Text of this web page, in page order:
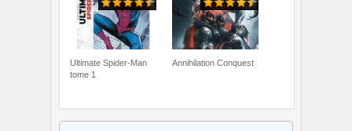
Ultimate Spider-Man
tome 1
Annihilation Conquest